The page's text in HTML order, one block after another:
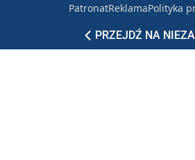
PRZEJDŹ NA
PatronatReklamaPolityka